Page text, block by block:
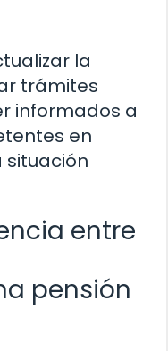
la
trámites
informados a
en
situación
entre
pensión